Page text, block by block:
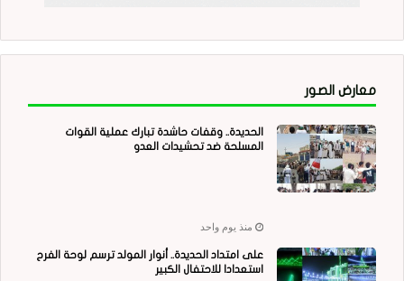
معارض الصور
الحديدة.. وقفات حاشدة تبارك عملية القوات
المسلحة ضد تحشيدات العدو
منذ يوم واحد
على امتداد الحديدة.. أنوار المولد ترسم لوحة الفرح
استعدادا للاحتفال الكبير